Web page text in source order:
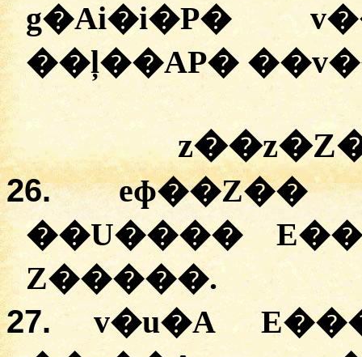
g�Ai�i�P�
��ļ��AP�
26.
��U����
Z�����.
27.
v�u�A